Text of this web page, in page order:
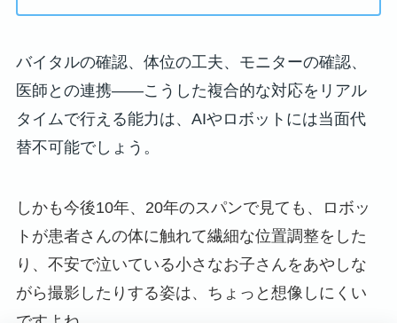
バイタルの確認、体位の工夫、モニターの確認、
医師との連携——こうした複合的な対応をリアル
タイムで行える能力は、AIやロボットには当面代
替不可能でしょう。
しかも今後10年、20年のスパンで見ても、ロボッ
トが患者さんの体に触れて繊細な位置調整をした
り、不安で泣いている小さなお子さんをあやしな
がら撮影したりする姿は、ちょっと想像しにくい